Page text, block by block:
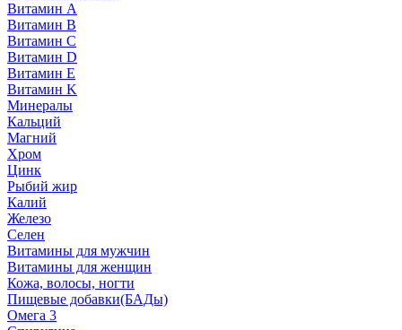
Витамин A
Витамин B
Витамин C
Витамин D
Витамин E
Витамин K
Минералы
Кальций
Магний
Хром
Цинк
Рыбий жир
Калий
Железо
Селен
Витамины для мужчин
Витамины для женщин
Кожа, волосы, ногти
Пищевые добавки(БАДы)
Омега 3